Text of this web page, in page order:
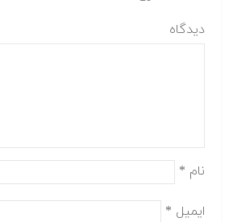
دیدگاه
نام *
ایمیل *